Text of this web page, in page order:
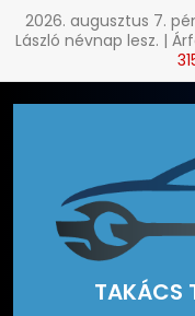
2026. augusztus 7.
László névnap lesz. |
TAKÁCS